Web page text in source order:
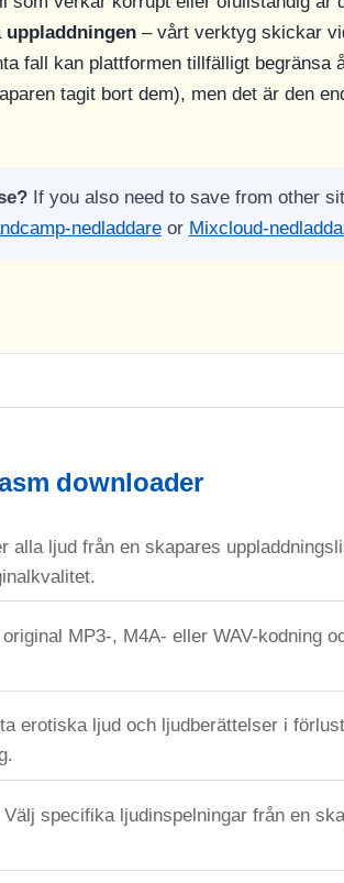
uppladdningen – vårt verktyg skickar
fall kan plattformen tillfälligt begränsa
tagit bort dem), men det är den
If you also need to save from other
nedladdareor Mixcloud-
downloader
alla ljud från en skapares
original MP3-, M4A- eller WAV-kodning
erotiska ljud och ljudberättelser i
Välj specifika ljudinspelningar från en